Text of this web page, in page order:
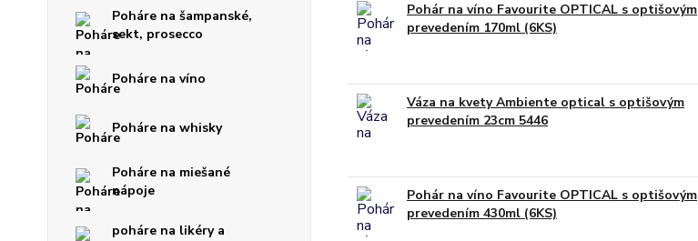
Poháre na šampanské,
sekt, prosecco
Poháre na víno
Poháre na whisky
Poháre na miešané
nápoje
poháre na likéry a
Pohár na víno Favourite OPTICAL s optišovým
prevedením 170ml (6KS)
Váza na kvety Ambiente optical s optišovým
prevedením 23cm 5446
Pohár na víno Favourite OPTICAL s optišovým
prevedením 430ml (6KS)